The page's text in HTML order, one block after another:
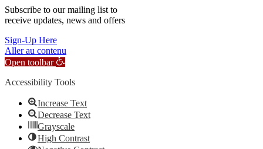
Subscribe to our mailing list to
receive updates, news and offers
Sign-Up Here
Aller au contenu
Open toolbar
Accessibility Tools
Increase Text
Decrease Text
Grayscale
High Contrast